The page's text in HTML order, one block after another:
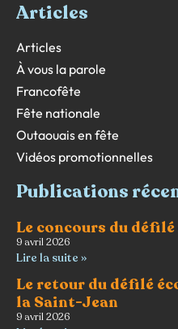
Articles
Articles
À vous la parole
Francofête
Fête nationale
Outaouais en fête
Vidéos promotionnelles
Publications
Le concours du
9 avril 2026
Lire la suite »
Le retour du défilé
la Saint-Jean
9 avril 2026